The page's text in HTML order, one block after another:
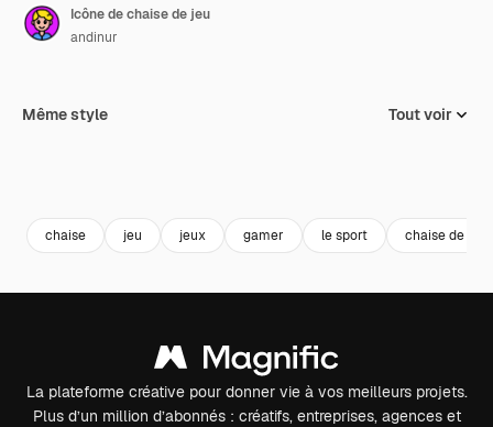
Icône de chaise de jeu
andinur
Même style Tout voir
chaise jeu jeux gamer le sport chaise de jeu
La plateforme créative pour donner vie à vos meilleurs projets.
Plus d’un million d’abonnés : créatifs, entreprises, agences et